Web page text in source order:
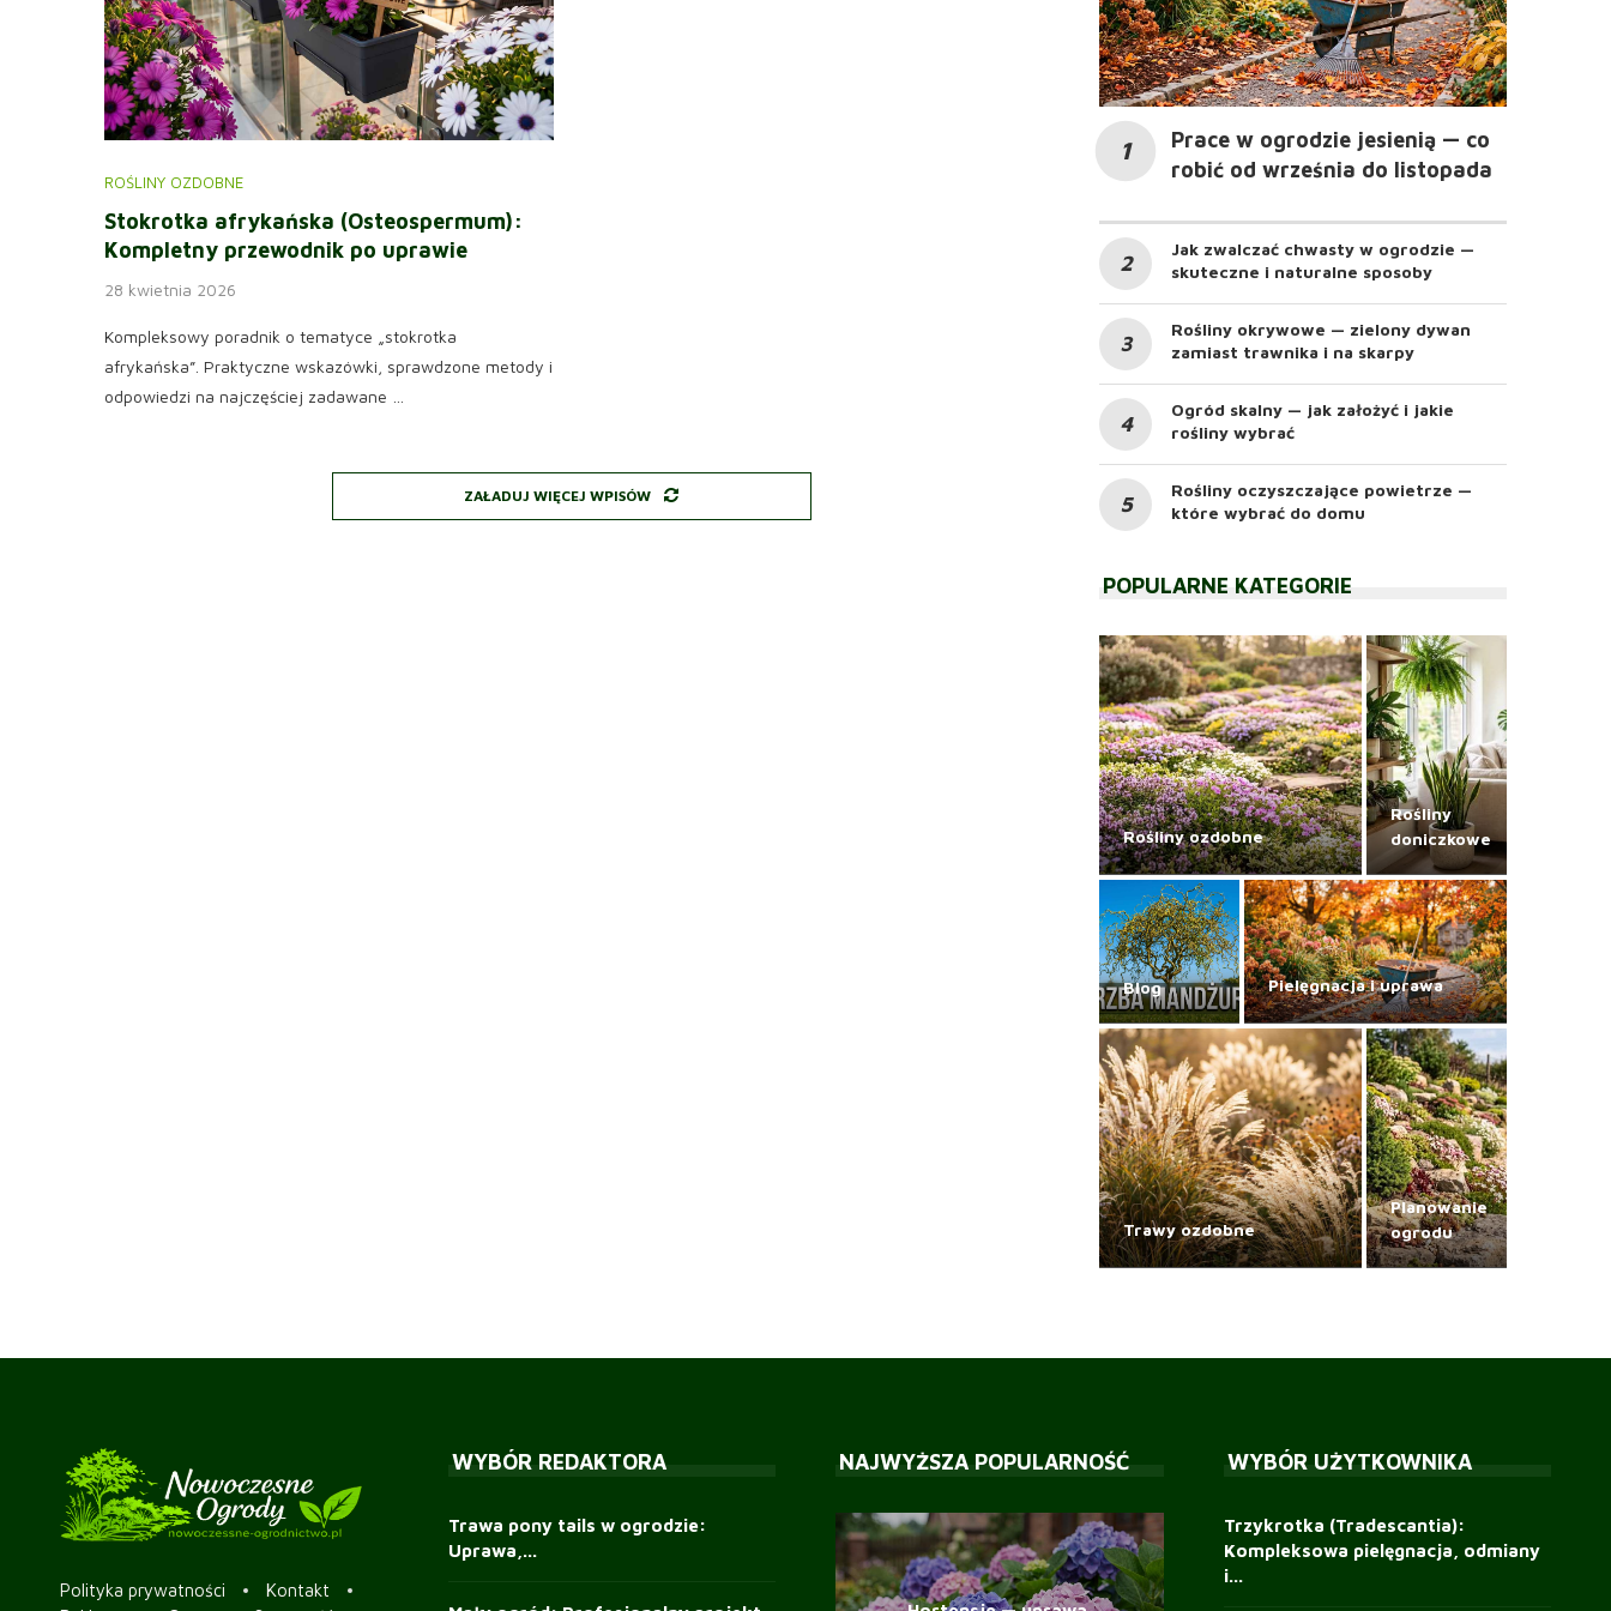
ROŚLINY OZDOBNE
Stokrotka afrykańska (Osteospermum):
Kompletny przewodnik po uprawie
28 kwietnia 2026
Kompleksowy poradnik o tematyce „stokrotka
afrykańska”. Praktyczne wskazówki, sprawdzone metody i
odpowiedzi na najczęściej zadawane …
ZAŁADUJ WIĘCEJ WPISÓW
Prace w ogrodzie jesienią — co
robić od września do listopada
Jak zwalczać chwasty w ogrodzie —
skuteczne i naturalne sposoby
Rośliny okrywowe — zielony dywan
zamiast trawnika i na skarpy
Ogród skalny — jak założyć i jakie
rośliny wybrać
Rośliny oczyszczające powietrze —
które wybrać do domu
POPULARNE KATEGORIE
Rośliny ozdobne
Rośliny
doniczkowe
Blog Pielęgnacja i uprawa
Trawy ozdobne
Planowanie
ogrodu
Polityka prywatności
Kontakt
WYBÓR REDAKTORA
Trawa pony tails w ogrodzie:
Uprawa,...
NAJWYŻSZA POPULARNOŚĆ WYBÓR UŻYTKOWNIKA
Trzykrotka (Tradescantia):
Kompleksowa pielęgnacja, odmiany
i...